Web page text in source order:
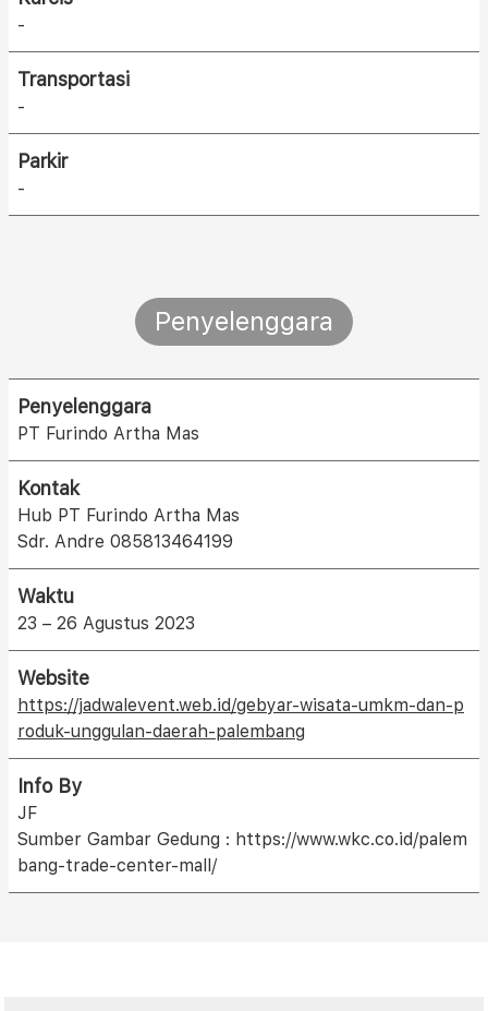
-
Transportasi
-
Parkir
-
Penyelenggara
Penyelenggara
PT Furindo Artha Mas
Kontak
Hub PT Furindo Artha Mas
Sdr. Andre 085813464199
Waktu
23 – 26 Agustus 2023
Website
https://jadwalevent.web.id/gebyar-wisata-umkm-dan-p
roduk-unggulan-daerah-palembang
Info By
JF
Sumber Gambar Gedung : https://www.wkc.co.id/palem
bang-trade-center-mall/